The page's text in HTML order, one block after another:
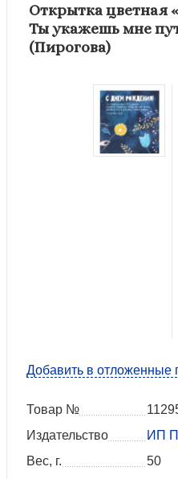
Открытка цветная
Ты укажешь мне
(Пирогова)
Добавить в отложенные
Товар №
Издательство
ИП
Вес, г.
50